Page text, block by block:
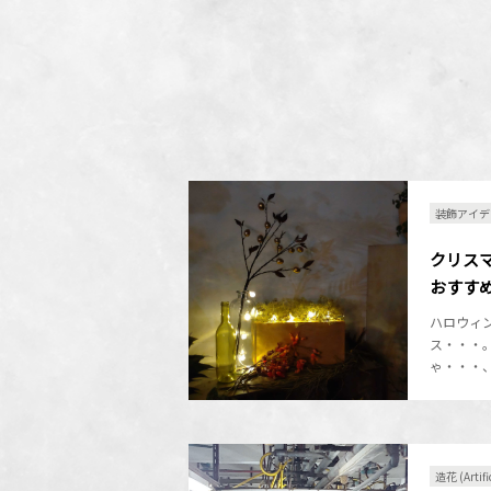
装飾アイ
クリス
おすす
ハロウィ
ス・・・
ゃ・・・
造花